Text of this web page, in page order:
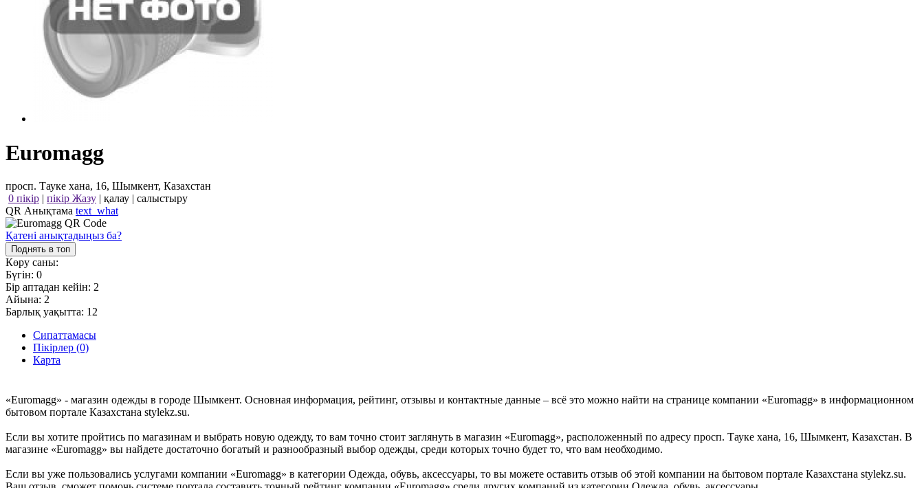
Euromagg
просп. Тауке хана, 16, Шымкент, Казахстан
0 пікір | пікір Жазу | қалау | салыстыру
QR Анықтама text_what
Қатені анықтадыңыз ба?
Поднять в топ
Көру саны:
Бүгін: 0
Бір аптадан кейін: 2
Айына: 2
Барлық уақытта: 12
Сипаттамасы
Пікірлер (0)
Карта
«Euromagg» - магазин одежды в городе Шымкент. Основная информация, рейтинг, отзывы и контактные данные – всё это можно найти на странице компании «Euromagg» в информационном
бытовом портале Казахстана stylekz.su.
Если вы хотите пройтись по магазинам и выбрать новую одежду, то вам точно стоит заглянуть в магазин «Euromagg», расположенный по адресу просп. Тауке хана, 16, Шымкент, Казахстан. В
магазине «Euromagg» вы найдете достаточно богатый и разнообразный выбор одежды, среди которых точно будет то, что вам необходимо.
Если вы уже пользовались услугами компании «Euromagg» в категории Одежда, обувь, аксессуары, то вы можете оставить отзыв об этой компании на бытовом портале Казахстана stylekz.su.